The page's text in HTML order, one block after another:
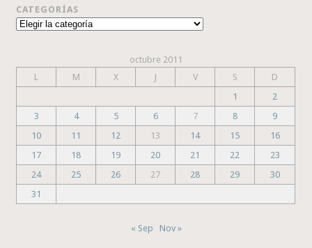
CATEGORÍAS
Categorías
octubre 2011
L
M X J V S
D
1
2
3
4 5 6 7 8
9
10
11 12 13 14 15
16
17
18 19 20 21 22
23
24
25 26 27 28 29
30
31
« Sep Nov »